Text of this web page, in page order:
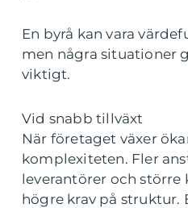
En byrå kan vara
men några situationer
viktigt.
Vid snabb tillväxt
När företaget växer
komplexiteten. Fler
leverantörer och
högre krav på struktur.